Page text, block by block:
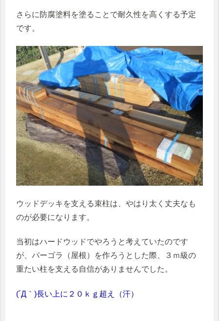
さらに防腐塗料を塗ることで耐久性を高くする予定
です。
ウッドデッキを支える束柱は、やはり太く丈夫なも
のが必要になります。
当初はハードウッドでやろうと考えていたのです
が、パーゴラ（屋根）を作ろうとした際、３ｍ級の
重たい柱を支える自信がありませんでした。
(´Д｀)長い上に２０ｋｇ超え（汗）